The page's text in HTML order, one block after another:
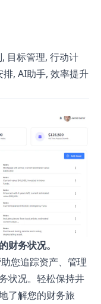
目标管理, 行动计
, AI助手, 效率提升
财务状况。
您追踪资产、管理
状况。轻松保持井
了解您的财务旅